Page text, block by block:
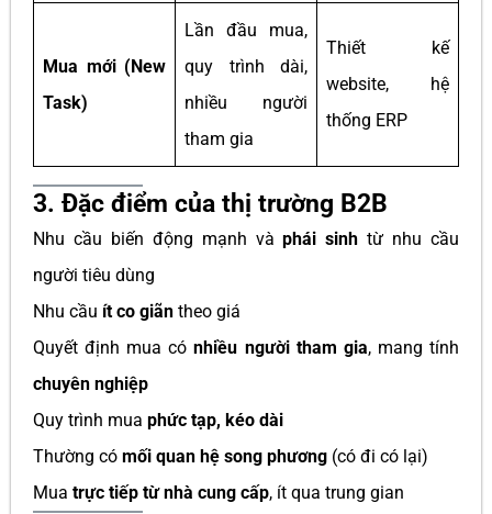
Mua mới (New
Task)
Lần đầu mua,
quy trình dài,
nhiều người
tham gia
Thiết kế
website, hệ
thống ERP
3. Đặc điểm của thị trường B2B
Nhu cầu biến động mạnh vàphái sinh từ nhu cầu
người tiêu dùng
Nhu cầu ít co giãn theo giá
Quyết định mua cónhiều người tham gia, mang tính
chuyên nghiệp
Quy trình mua phức tạp, kéo dài
Thường có mối quan hệ song phương (có đi có lại)
Mua trực tiếp từ nhà cung cấp, ít qua trung gian